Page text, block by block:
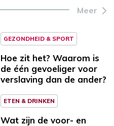
Meer
GEZONDHEID & SPORT
Hoe zit het? Waarom is
de één gevoeliger voor
verslaving dan de ander?
ETEN & DRINKEN
Wat zijn de voor- en